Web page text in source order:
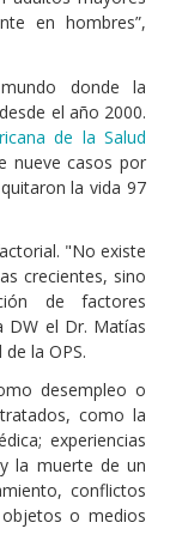
en hombres”,
donde la
el año 2000.
de la Salud
nueve casos por
la vida 97
"No existe
crecientes, sino
de factores
DW el Dr. Matías
la OPS.
desempleo o
como la
experiencias
la muerte de un
conflictos
o medios